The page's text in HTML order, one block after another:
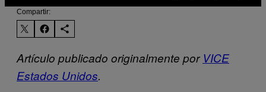
Compartir:
Artículo publicado originalmente porVICE
Estados Unidos.